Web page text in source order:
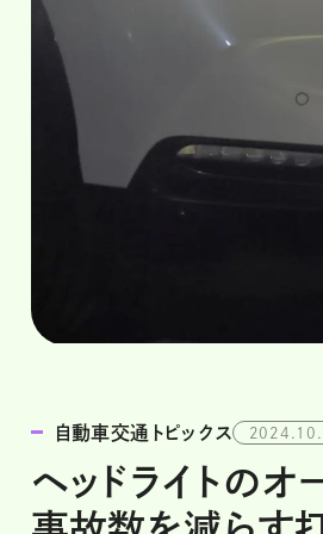
自動車交通トピックス
ヘッドライトの